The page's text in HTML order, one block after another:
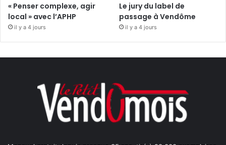
« Penser complexe, agir
local » avec l’APHP
il y a 4 jours
Le jury du label de
passage à Vendôme
il y a 4 jours